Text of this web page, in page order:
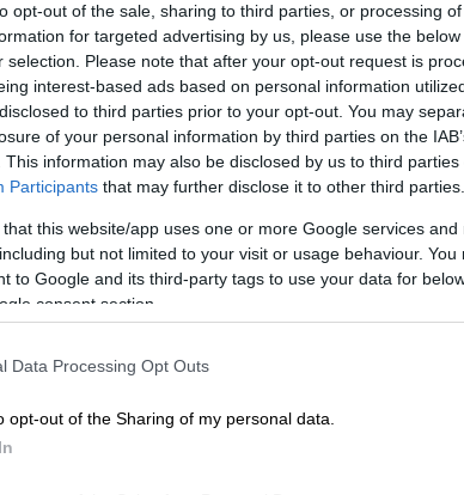
opt-out of the sale, sharing to third parties, or processing
for targeted advertising by us, please use the
selection. Please note that after your opt-out request is
interest-based ads based on personal information
to third parties prior to your opt-out. You may
of your personal information by third parties on the
This information may also be disclosed by us to third parties
Participants that may further disclose it to other third parties.
that this website/app uses one or more Google services
but not limited to your visit or usage behaviour.
to Google and its third-party tags to use your data for
consent section.
Data Processing Opt Outs
opt-out of the Sharing of my personal data.
το ΕΘΝΟΣ στη Google